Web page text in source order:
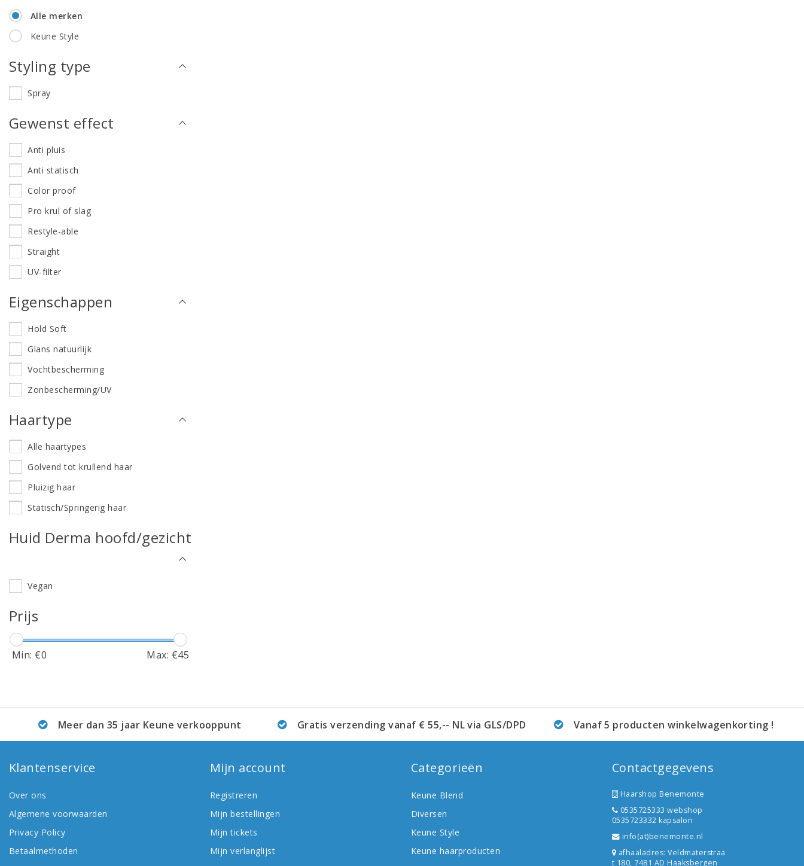
Alle merken
Keune Style
Styling type
Spray
Gewenst effect
Anti pluis
Anti statisch
Color proof
Pro krul of slag
Restyle-able
Straight
UV-filter
Eigenschappen
Hold Soft
Glans natuurlijk
Vochtbescherming
Zonbescherming/UV
Haartype
Alle haartypes
Golvend tot krullend haar
Pluizig haar
Statisch/Springerig haar
Huid Derma hoofd/gezicht
Vegan
Prijs
Min: €0 Max: €45
Meer dan 35 jaar Keune verkooppunt Gratis verzending vanaf € 55,-- NL via GLS/DPD Vanaf 5 producten winkelwagenkorting !
Klantenservice
Over ons
Algemene voorwaarden
Privacy Policy
Betaalmethoden
Mijn account
Registreren
Mijn bestellingen
Mijn tickets
Mijn verlanglijst
Categorieën
Keune Blend
Diversen
Keune Style
Keune haarproducten
Contactgegevens
Haarshop Benemonte
0535725333 webshop
0535723332 kapsalon
info(at)benemonte.nl
afhaaladres: Veldmaterstraa
t 180, 7481 AD Haaksbergen